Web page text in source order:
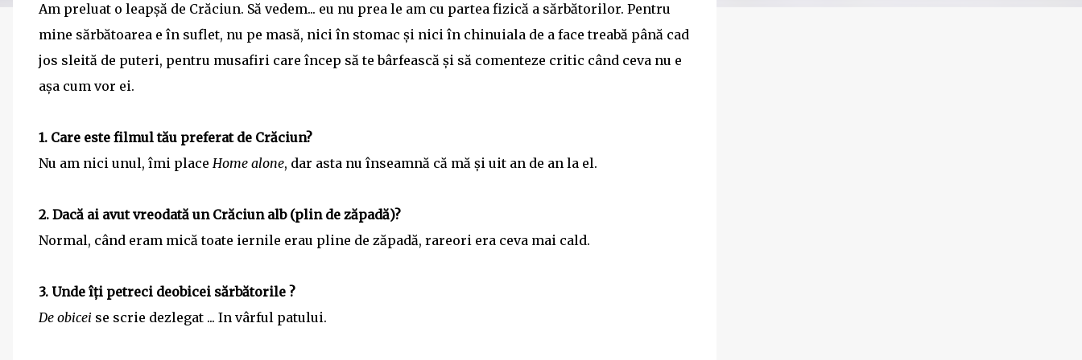
Am preluat o leapșă de Crăciun. Să vedem... eu nu prea le am cu partea fizică a sărbătorilor. Pentru
mine sărbătoarea e în suflet, nu pe masă, nici în stomac și nici în chinuiala de a face treabă până cad
jos sleită de puteri, pentru musafiri care încep să te bârfească și să comenteze critic când ceva nu e
așa cum vor ei.
1. Care este filmul tău preferat de Crăciun?
Nu am nici unul, îmi place Home alone, dar asta nu înseamnă că mă și uit an de an la el.
2. Dacă ai avut vreodată un Crăciun alb (plin de zăpadă)?
Normal, când eram mică toate iernile erau pline de zăpadă, rareori era ceva mai cald.
3. Unde îți petreci deobicei sărbătorile ?
De obicei se scrie dezlegat ... In vârful patului.